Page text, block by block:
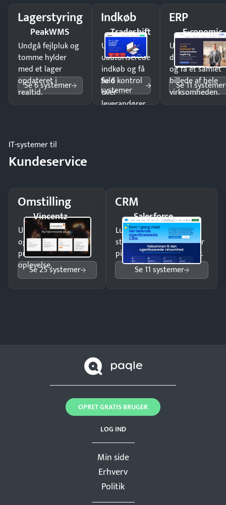
Lagerstyring
PeakWMS
Undgå fejlpluk og
tomme hylder
med et lager
opdateret i
realtid.
Se 6 systemer
Indkøb
Tradeshift
Undgå
uautoriserede
indkøb og få
fuld kontrol
over
leverandører
Se 6
systemer
ERP
E-conomic
Undgå
og få ét samlet
billede af hele
virksomheden.
Se 11 systemer
IT-systemer til
Kundeservice
Omstilling
Vincentz
Undgå tabte opkald
og giv kunderne en
professionel
oplevelse.
Se 25 systemer
CRM
Salesforce
Luk flere salg med et
struktureret overblik over
pipeline og opfølgninger.
Se 11 systemer
Min side
Erhverv
Politik
LOG IND
OPRET GRATIS BRUGER